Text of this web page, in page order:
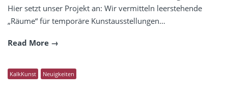
Hier setzt unser Projekt an: Wir vermitteln leerstehende
„Räume“ für temporäre Kunstausstellungen…
Read More
KalkKunst Neuigkeiten